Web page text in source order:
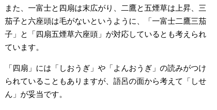
また、一富士と四扇は末広がり、二鷹と五煙草は上昇、三
茄子と六座頭は毛がないというように、「一富士二鷹三茄
子」と「四扇五煙草六座頭」が対応しているとも考えられ
ています。
「四扇」には「しおうぎ」や「よんおうぎ」の読みがつけ
られていることもありますが、語呂の面から考えて「しせ
ん」が妥当です。